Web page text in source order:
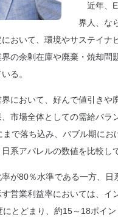
近年、
界人、な
おいて、環境やサステイ
の余剰在庫や廃棄・焼却
る。
において、好んで値引きや
市場全体としての需給バ
で落ち込み、バブル期に
系アパレルの数値を比較し
が80％水準である一方、日
営業利益率においては、
とどまり、約15～18ポイ